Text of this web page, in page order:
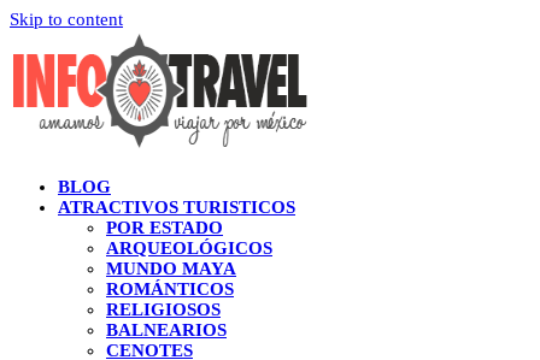
Skip to content
BLOG
ATRACTIVOS TURISTICOS
POR ESTADO
ARQUEOLÓGICOS
MUNDO MAYA
ROMÁNTICOS
RELIGIOSOS
BALNEARIOS
CENOTES